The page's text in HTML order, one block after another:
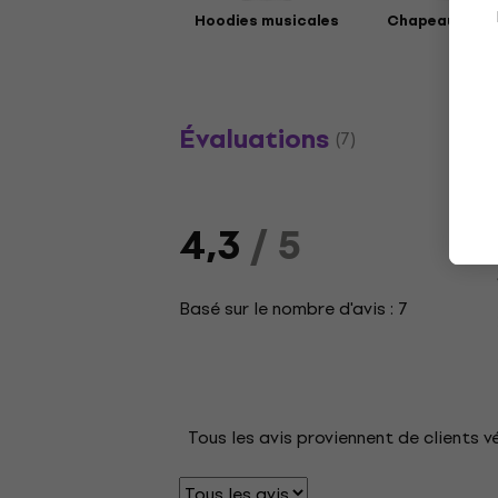
Hoodies musicales Chapeaux
Évaluations (7)
4,3/ 5
Basé sur le nombre d'avis : 7
Tous les avis proviennent de clients